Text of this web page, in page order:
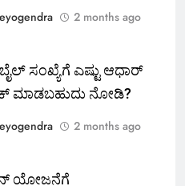
2 months ago
ಸಂಖ್ಯೆಗೆ ಎಷ್ಟು ಆಧಾರ್
ಮಾಡಬಹುದು ನೋಡಿ?
2 months ago
ಯೋಜನೆಗೆ